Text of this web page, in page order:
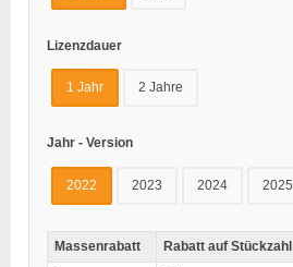
Lizenzdauer
1 Jahr 2 Jahre
Jahr - Version
2022 2023 2024 2025
Massenrabatt Rabatt auf Stückzahl